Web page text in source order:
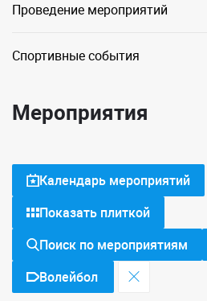
Проведение мероприятий
Спортивные события
Мероприятия
Календарь мероприятий
Показать плиткой
Поиск по мероприятиям
Волейбол